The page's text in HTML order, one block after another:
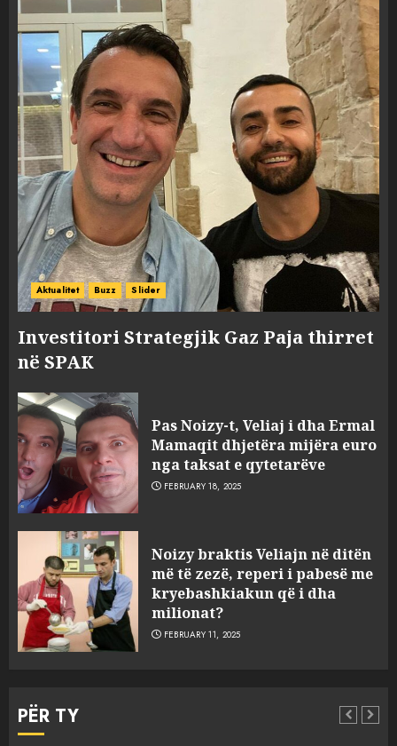
Aktualitet Buzz Slider
Investitori Strategjik Gaz Paja thirret
në SPAK
Pas Noizy-t, Veliaj i dha Ermal
Mamaqit dhjetëra mijëra euro
nga taksat e qytetarëve
FEBRUARY 18, 2025
Noizy braktis Veliajn në ditën
më të zezë, reperi i pabesë me
kryebashkiakun që i dha
milionat?
FEBRUARY 11, 2025
PËR TY
3
sulmuan “One Albania”,
ngjarja u fsheh. A u vodhën
serverat?
MARCH 25, 2025